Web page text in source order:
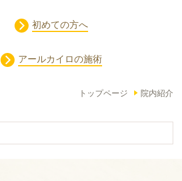
初めての方へ
アールカイロの施術
トップページ 院内紹介